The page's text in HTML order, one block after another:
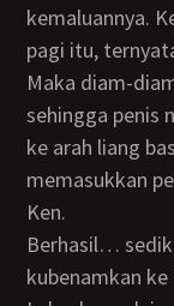
kemaluannya.
pagi itu,
Maka diam-diam kupelorotkan celana piyamaku,
sehingga penis
ke arah liang
memasukkan
Ken.
Berhasil… sedikit demi sedikit penisku bisa
kubenamkan